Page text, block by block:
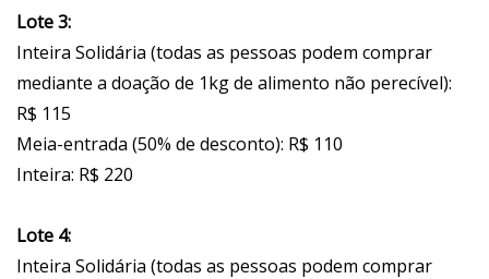
Lote 3:
Inteira Solidária (todas as pessoas podem comprar
mediante a doação de 1kg de alimento não perecível):
R$ 115
Meia-entrada (50% de desconto): R$ 110
Inteira: R$ 220
Lote 4:
Inteira Solidária (todas as pessoas podem comprar